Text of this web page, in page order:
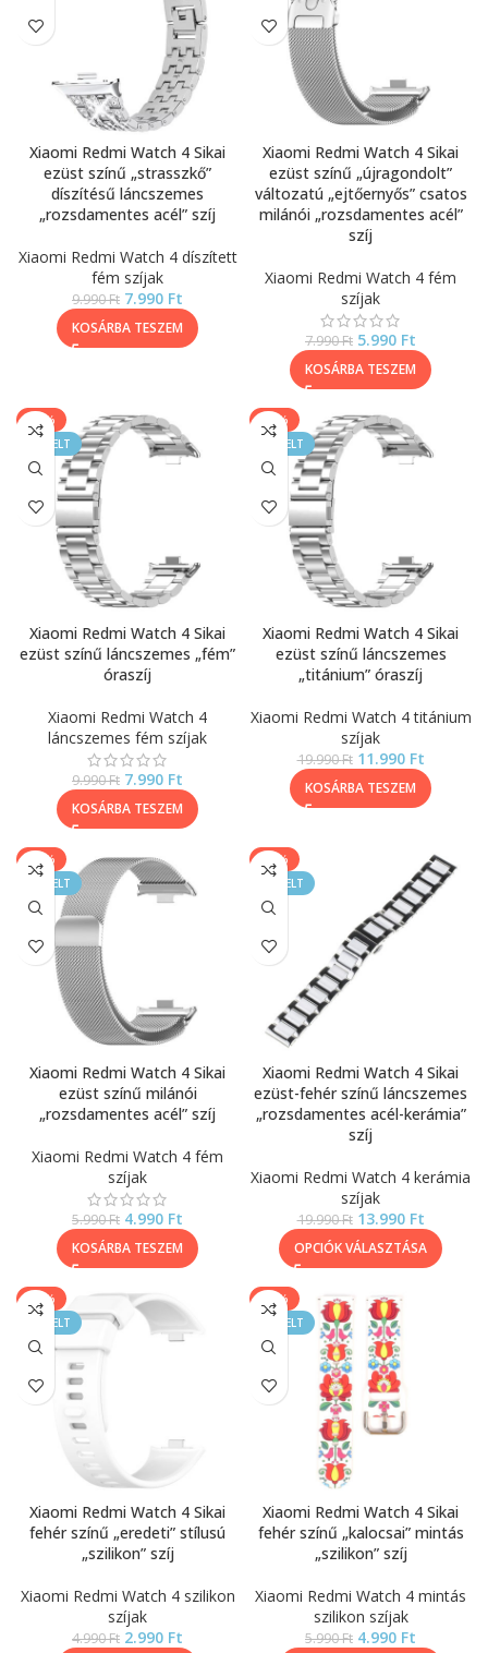
Xiaomi Redmi Watch 4 Sikai
ezüst színű „strasszkő”
díszítésű láncszemes
„rozsdamentes acél” szíj
Xiaomi Redmi Watch 4 díszített
fém szíjak
9.990Ft 7.990 Ft
KOSÁRBA TESZEM
Xiaomi Redmi Watch 4 Sikai
ezüst színű „újragondolt”
változatú „ejtőernyős” csatos
milánói „rozsdamentes acél”
szíj
Xiaomi Redmi Watch 4 fém
szíjak
7.990Ft 5.990 Ft
KOSÁRBA TESZEM
-20%
KIEMELT
Xiaomi Redmi Watch 4 Sikai
ezüst színű láncszemes „fém”
óraszíj
Xiaomi Redmi Watch 4
láncszemes fém szíjak
9.990Ft 7.990 Ft
KOSÁRBA TESZEM
-40%
KIEMELT
Xiaomi Redmi Watch 4 Sikai
ezüst színű láncszemes
„titánium” óraszíj
Xiaomi Redmi Watch 4 titánium
szíjak
19.990Ft 11.990 Ft
KOSÁRBA TESZEM
-17%
KIEMELT
Xiaomi Redmi Watch 4 Sikai
ezüst színű milánói
„rozsdamentes acél” szíj
Xiaomi Redmi Watch 4 fém
szíjak
5.990Ft 4.990 Ft
KOSÁRBA TESZEM
-30%
KIEMELT
Xiaomi Redmi Watch 4 Sikai
ezüst-fehér színű láncszemes
„rozsdamentes acél-kerámia”
szíj
Xiaomi Redmi Watch 4 kerámia
szíjak
19.990Ft 13.990 Ft
OPCIÓK VÁLASZTÁSA
-40%
KIEMELT
Xiaomi Redmi Watch 4 Sikai
fehér színű „eredeti” stílusú
„szilikon” szíj
Xiaomi Redmi Watch 4 szilikon
szíjak
4.990Ft 2.990 Ft
-17%
KIEMELT
Xiaomi Redmi Watch 4 Sikai
fehér színű „kalocsai” mintás
„szilikon” szíj
Xiaomi Redmi Watch 4 mintás
szilikon szíjak
5.990Ft 4.990 Ft